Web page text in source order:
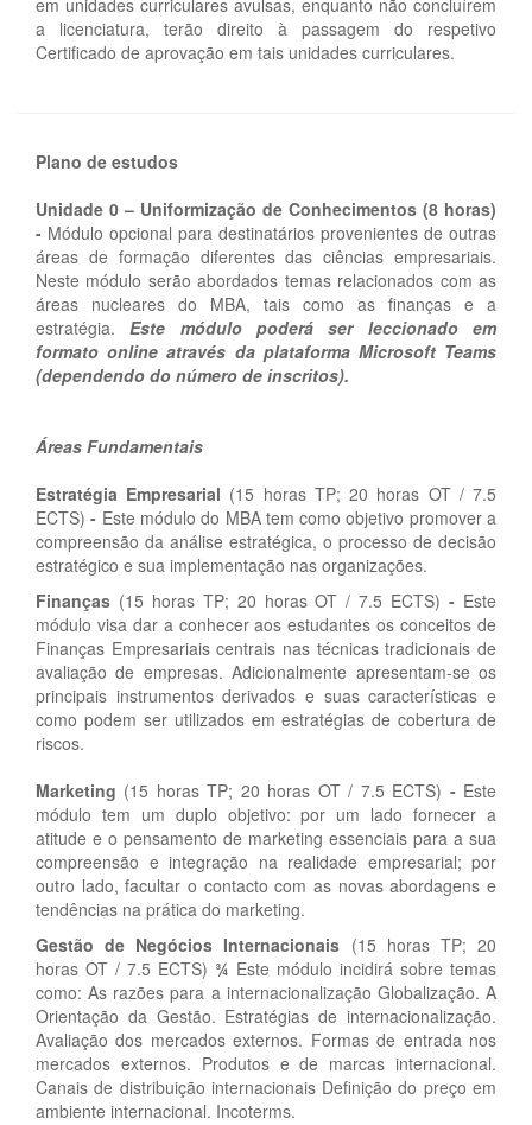
em unidades curriculares avulsas, enquanto não concluírem
a licenciatura, terão direito à passagem do respetivo
Certificado de aprovação em tais unidades curriculares.
Plano de estudos
Unidade 0 – Uniformização de Conhecimentos (8 horas)
- Módulo opcional para destinatários provenientes de outras
áreas de formação diferentes das ciências empresariais.
Neste módulo serão abordados temas relacionados com as
áreas nucleares do MBA, tais como as finanças e a
estratégia.Este módulo poderá ser leccionado em
formato online através da plataforma Microsoft Teams
(dependendo do número de inscritos).
Áreas Fundamentais
Estratégia Empresarial (15 horas TP; 20 horas OT / 7.5
ECTS) - Este módulo do MBA tem como objetivo promover a
compreensão da análise estratégica, o processo de decisão
estratégico e sua implementação nas organizações.
Finanças (15 horas TP; 20 horas OT / 7.5 ECTS) - Este
módulo visa dar a conhecer aos estudantes os conceitos de
Finanças Empresariais centrais nas técnicas tradicionais de
avaliação de empresas. Adicionalmente apresentam-se os
principais instrumentos derivados e suas características e
como podem ser utilizados em estratégias de cobertura de
riscos.
Marketing (15 horas TP; 20 horas OT / 7.5 ECTS) - Este
módulo tem um duplo objetivo: por um lado fornecer a
atitude e o pensamento de marketing essenciais para a sua
compreensão e integração na realidade empresarial; por
outro lado, facultar o contacto com as novas abordagens e
tendências na prática do marketing.
Gestão de Negócios Internacionais (15 horas TP; 20
horas OT / 7.5 ECTS) ¾ Este módulo incidirá sobre temas
como: As razões para a internacionalização Globalização. A
Orientação da Gestão. Estratégias de internacionalização.
Avaliação dos mercados externos. Formas de entrada nos
mercados externos. Produtos e de marcas internacional.
Canais de distribuição internacionais Definição do preço em
ambiente internacional. Incoterms.